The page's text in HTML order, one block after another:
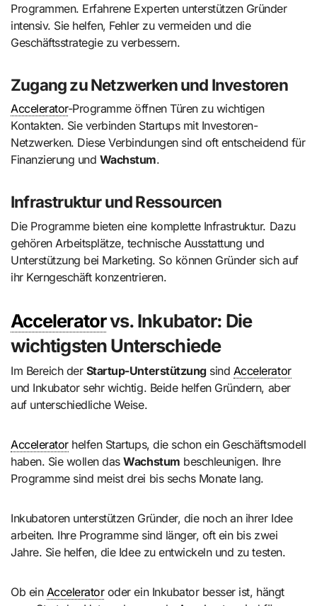
Programmen. Erfahrene Experten unterstützen Gründer
intensiv. Sie helfen, Fehler zu vermeiden und die
Geschäftsstrategie zu verbessern.
Zugang zu Netzwerken und Investoren
Accelerator-Programme öffnen Türen zu wichtigen
Kontakten. Sie verbinden Startups mit Investoren-
Netzwerken. Diese Verbindungen sind oft entscheidend für
Finanzierung und Wachstum.
Infrastruktur und Ressourcen
Die Programme bieten eine komplette Infrastruktur. Dazu
gehören Arbeitsplätze, technische Ausstattung und
Unterstützung bei Marketing. So können Gründer sich auf
ihr Kerngeschäft konzentrieren.
Acceleratorvs. Inkubator: Die
wichtigsten Unterschiede
Im Bereich der Startup-Unterstützungsind Accelerator
und Inkubator sehr wichtig. Beide helfen Gründern, aber
auf unterschiedliche Weise.
Acceleratorhelfen Startups, die schon ein Geschäftsmodell
haben. Sie wollen dasWachstum beschleunigen. Ihre
Programme sind meist drei bis sechs Monate lang.
Inkubatoren unterstützen Gründer, die noch an ihrer Idee
arbeiten. Ihre Programme sind länger, oft ein bis zwei
Jahre. Sie helfen, die Idee zu entwickeln und zu testen.
Ob ein Acceleratoroder ein Inkubator besser ist, hängt